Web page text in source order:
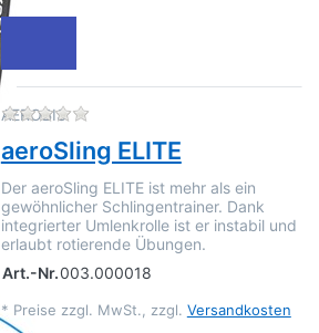
AEROBIS Zu diesem Produkt liegen
aeroSling ELITE
Der aeroSling ELITE ist mehr als ein
gewöhnlicher Schlingentrainer. Dank
integrierter Umlenkrolle ist er instabil und
erlaubt rotierende Übungen.
Art.-Nr.003.000018
* Preise zzgl. MwSt., zzgl. Versandkosten